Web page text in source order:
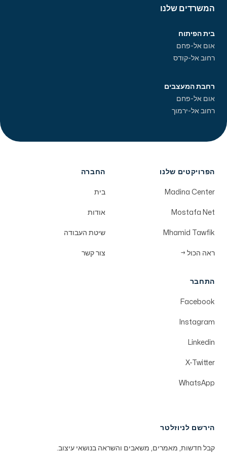
המשרדים שלנו
בית הפיתוח
אום אל-פחם
רחוב אל-קודס
רחבת המעצבים
אום אל-פחם
רחוב אל-ירמוך
הפרויקטים שלנו
Madina Center
Mostafa Net
Mhamid Tawfik
ראה הכול →
החברה
בית
אודות
שיטת העבודה
צור קשר
התחבר
Facebook
Instagram
Linkedin
X-Twitter
WhatsApp
הירשם לניוזלטר
קבל חדשות, מאמרים, משאבים והשראה בנושאי עיצוב.